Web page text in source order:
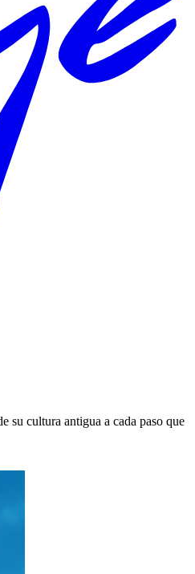
su cultura antigua a cada paso que